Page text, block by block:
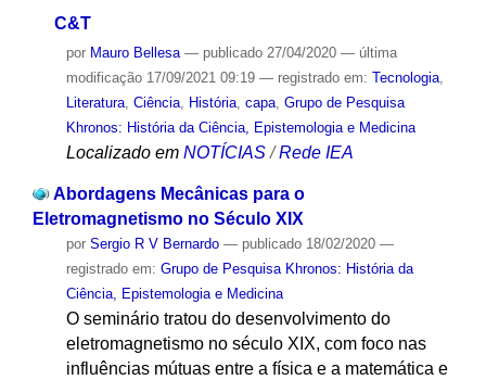
C&T
por Mauro Bellesa — publicado27/04/2020 — última
modificação17/09/2021 09:19 — registrado em: Tecnologia,
Literatura, Ciência, História, capa, Grupo de Pesquisa
Khronos: História da Ciência, Epistemologia e Medicina
Localizado em NOTÍCIAS /Rede IEA
Abordagens Mecânicas para o
Eletromagnetismo no Século XIX
por Sergio R V Bernardo — publicado18/02/2020 —
registrado em: Grupo de Pesquisa Khronos: História da
Ciência, Epistemologia e Medicina
O seminário tratou do desenvolvimento do
eletromagnetismo no século XIX, com foco nas
influências mútuas entre a física e a matemática e